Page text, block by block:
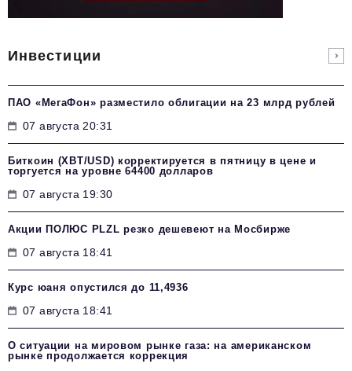
Инвестиции
ПАО «МегаФон» разместило облигации на 23 млрд рублей
07 августа 20:31
Биткоин (XBT/USD) корректируется в пятницу в цене и
торгуется на уровне 64400 долларов
07 августа 19:30
Акции ПОЛЮС PLZL резко дешевеют на Мосбирже
07 августа 18:41
Курс юаня опустился до 11,4936
07 августа 18:41
О ситуации на мировом рынке газа: на американском
рынке продолжается коррекция